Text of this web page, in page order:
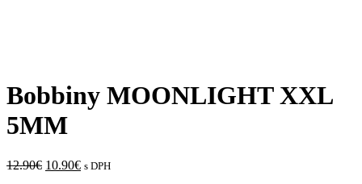
Bobbiny MOONLIGHT XXL
5MM
12.90€ 10.90€ s DPH